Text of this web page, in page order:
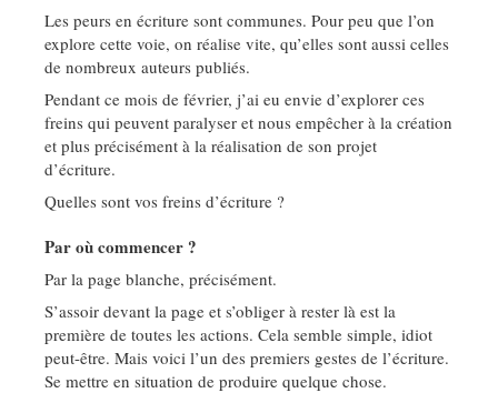
Les peurs en écriture sont communes. Pour peu que l’on
explore cette voie, on réalise vite, qu’elles sont aussi celles
de nombreux auteurs publiés.
Pendant ce mois de février, j’ai eu envie d’explorer ces
freins qui peuvent paralyser et nous empêcher à la création
et plus précisément à la réalisation de son projet
d’écriture.
Quelles sont vos freins d’écriture ?
Par où commencer ?
Par la page blanche, précisément.
S’assoir devant la page et s’obliger à rester là est la
première de toutes les actions. Cela semble simple, idiot
peut-être. Mais voici l’un des premiers gestes de l’écriture.
Se mettre en situation de produire quelque chose.